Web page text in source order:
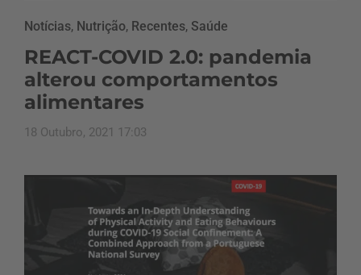
Notícias, Nutrição, Recentes, Saúde
REACT-COVID 2.0: pandemia
alterou comportamentos
alimentares
18 Outubro, 2021 17:03